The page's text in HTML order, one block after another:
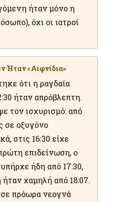
ήταν μόνο η
όχι οι ιατροί
Ήταν «Αιφνίδια»
ότι η ραγδαία
ήταν απρόβλεπτη.
τον ισχυρισμό: από
σε οξυγόνο
στις 16:30 είχε
επιδείνωση, ο
ήδη από 17:30,
ήταν χαμηλή από 18:07.
πρόωρα νεογνά